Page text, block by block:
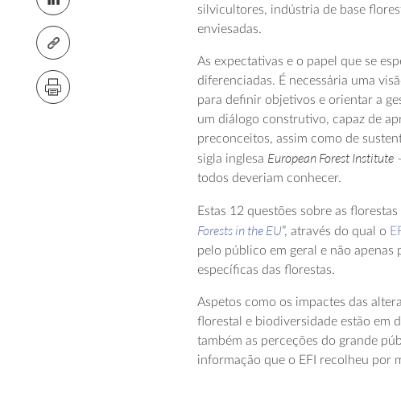
silvicultores, indústria de base
enviesadas.
As expectativas e o papel que se
diferenciadas. É necessária uma
para definir objetivos e orientar a
um diálogo construtivo, capaz de
preconceitos, assim como de
sigla inglesa European Forest Institute
todos deveriam conhecer.
Estas 12 questões sobre as
Forests in the EU”, através do qual o
pelo público em geral e não apenas
específicas das florestas.
Aspetos como os impactes das
florestal e biodiversidade estão em
também as perceções do grande
informação que o EFI recolheu por